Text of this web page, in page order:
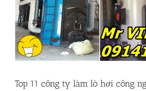
Top 11 công ty làm lò hơi công